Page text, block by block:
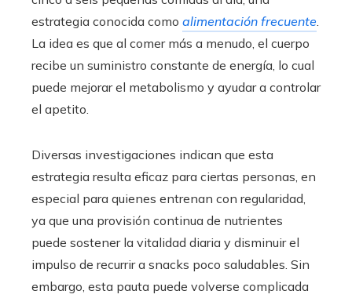
estrategia conocida como alimentación frecuente.
La idea es que al comer más a menudo, el cuerpo
recibe un suministro constante de energía, lo cual
puede mejorar el metabolismo y ayudar a controlar
el apetito.
Diversas investigaciones indican que esta
estrategia resulta eficaz para ciertas personas, en
especial para quienes entrenan con regularidad,
ya que una provisión continua de nutrientes
puede sostener la vitalidad diaria y disminuir el
impulso de recurrir a snacks poco saludables. Sin
embargo, esta pauta puede volverse complicada